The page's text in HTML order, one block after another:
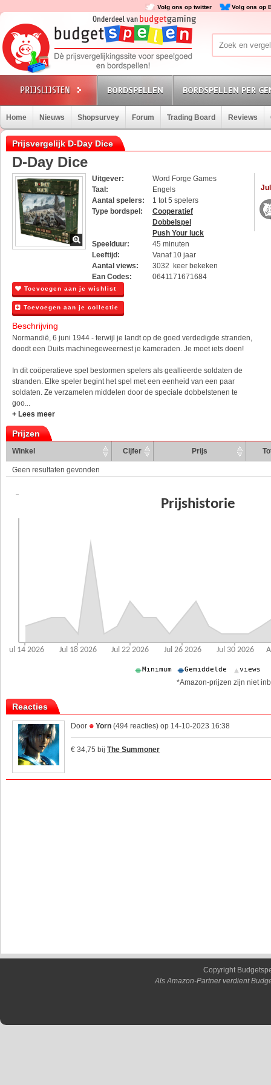
Volg ons op twitter Volg ons op
BORDSPELLEN BORDSPELLEN PER
Home Nieuws Shopsurvey Forum Trading Board Reviews
Prijsvergelijk D-Day Dice
D-Day Dice
Uitgever:
Word Forge Games
Taal:
Engels
Aantal spelers:
1 tot 5 spelers
Type bordspel:
Cooperatief
Dobbelspel
Push Your luck
Speelduur:
45 minuten
Leeftijd:
Vanaf 10 jaar
Aantal views:
3032 keer bekeken
Ean Codes:
0641171671684
Toevoegen aan je wishlist
Toevoegen aan je collectie
Beschrijving
Normandië, 6 juni 1944 - terwijl je landt op de goed verdedigde stranden,
doodt een Duits machinegeweernest je kameraden. Je moet iets doen!
In dit coöperatieve spel bestormen spelers als geallieerde soldaten de
stranden. Elke speler begint het spel met een eenheid van een paar
soldaten. Ze verzamelen middelen door de speciale dobbelstenen te
goo...
+ Lees meer
Prijzen
Winkel Cijfer Prijs
Geen resultaten gevonden
*Amazon-prijzen zijn niet
Reacties
Door Yorn (494 reacties) op 14-10-2023 16:38
€ 34,75 bij The Summoner
Copyright
Als Amazon-Partner verdient